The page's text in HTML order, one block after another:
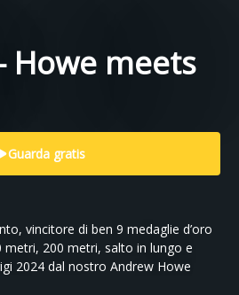
Howe meets
Guarda gratis
vincitore di ben 9 medaglie d’oro
metri, 200 metri, salto in lungo e
2024 dal nostro Andrew Howe